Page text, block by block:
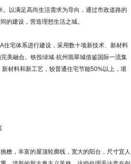
以满足高尚生活需求为导向，通过市政道路的
的建设，营造理想生活之城。
宅体系进行建设，采用数十项新技术、新材料
美融合。铁投绿城·杭州翡翠城借鉴国际一流集
材料和新工艺，较普通住宅节能50%以上，堪
，丰富的屋顶轮廓线，宽大的阳台，尺寸宜人